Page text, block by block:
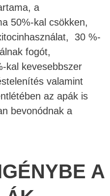
a
50%-kal csökken,
30 %-
fogót,
kal kevesebbszer
valamint
az apák is
bevonódnak a
A